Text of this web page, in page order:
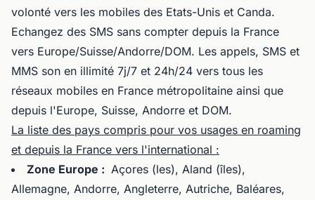
volonté vers les mobiles des Etats-Unis et Canda.
Echangez des SMS sans compter depuis la France
vers Europe/Suisse/Andorre/DOM. Les appels, SMS et
MMS son en illimité 7j/7 et 24h/24 vers tous les
réseaux mobiles en France métropolitaine ainsi que
depuis l'Europe, Suisse, Andorre et DOM.
La liste des pays compris pour vos usages en roaming
et depuis la France vers l'international :
Zone Europe : Açores (les), Aland (îles),
Allemagne, Andorre, Angleterre, Autriche, Baléares,